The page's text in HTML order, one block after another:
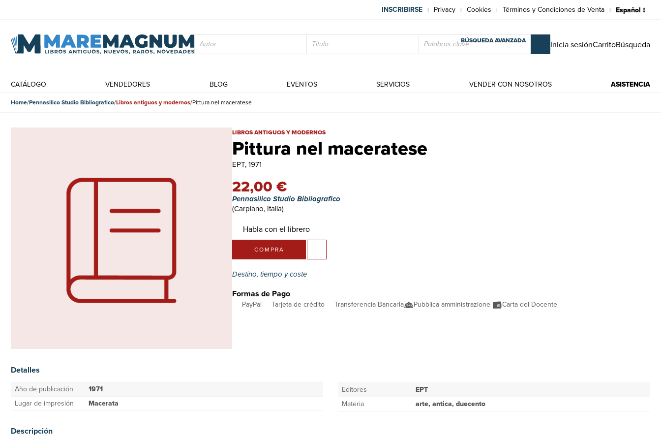
INSCRIBIRSE | Privacy | Cookies | Términos y Condiciones de Venta |
BÚSQUEDA AVANZADA Inicia sesiónCarritoBúsqueda
CATÁLOGO VENDEDORES BLOG EVENTOS SERVICIOS VENDER CON NOSOTROS ASISTENCIA
Home Pennasilico Studio Bibliografico Libros antiguos y modernos Pittura nel maceratese
Pittura nel maceratese
Pittura nel maceratese | Libros antiguos y modernos |
LIBROS ANTIGUOS Y MODERNOS
EPT, 1971
22,00 €
Pennasilico Studio Bibliografico
(Carpiano, Italia)
Habla con el librero
COMPRA
Destino, tiempo y coste
Formas de Pago
PayPal Tarjeta de crédito Transferencia Bancaria Pubblica amministrazione Carta del Docente
Detalles
Año de publicación
1971
Lugar de impresión
Macerata
Editores
EPT
Materia
arte, antica, duecento
Descripción